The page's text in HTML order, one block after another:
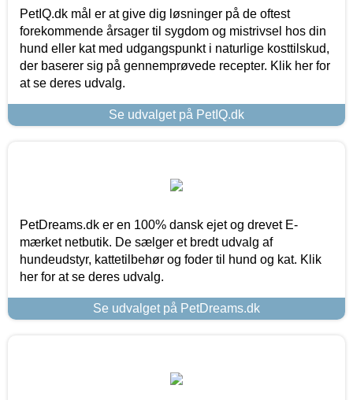
PetIQ.dk mål er at give dig løsninger på de oftest
forekommende årsager til sygdom og mistrivsel hos din
hund eller kat med udgangspunkt i naturlige kosttilskud,
der baserer sig på gennemprøvede recepter. Klik her for
at se deres udvalg.
Se udvalget på PetIQ.dk
PetDreams.dk er en 100% dansk ejet og drevet E-
mærket netbutik. De sælger et bredt udvalg af
hundeudstyr, kattetilbehør og foder til hund og kat. Klik
her for at se deres udvalg.
Se udvalget på PetDreams.dk